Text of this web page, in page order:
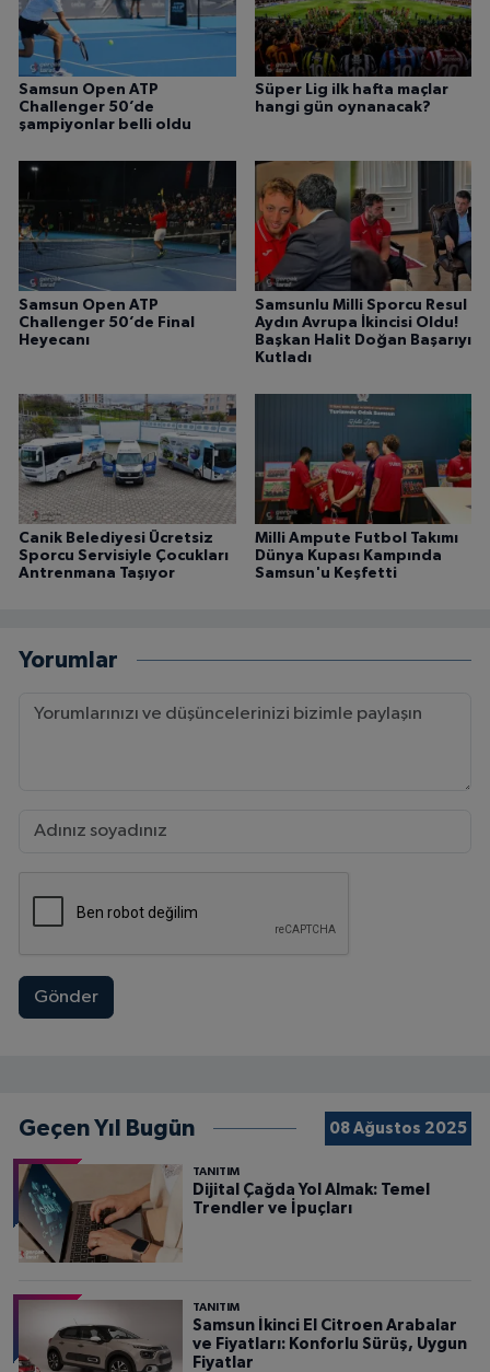
Samsun Open ATP
Challenger 50’de
şampiyonlar belli oldu
Süper Lig ilk hafta maçlar
hangi gün oynanacak?
Samsun Open ATP
Challenger 50’de Final
Heyecanı
Samsunlu Milli Sporcu Resul
Aydın Avrupa İkincisi Oldu!
Başkan Halit Doğan Başarıyı
Kutladı
Canik Belediyesi Ücretsiz
Sporcu Servisiyle Çocukları
Antrenmana Taşıyor
Milli Ampute Futbol Takımı
Dünya Kupası Kampında
Samsun'u Keşfetti
Yorumlar
Gönder
Geçen Yıl Bugün 08 Ağustos 2025
TANITIM
Dijital Çağda Yol Almak: Temel
Trendler ve İpuçları
TANITIM
Samsun İkinci El Citroen Arabalar
ve Fiyatları: Konforlu Sürüş, Uygun
Fiyatlar